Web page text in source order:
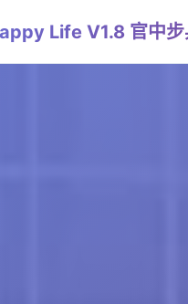
Life V1.8 官中步